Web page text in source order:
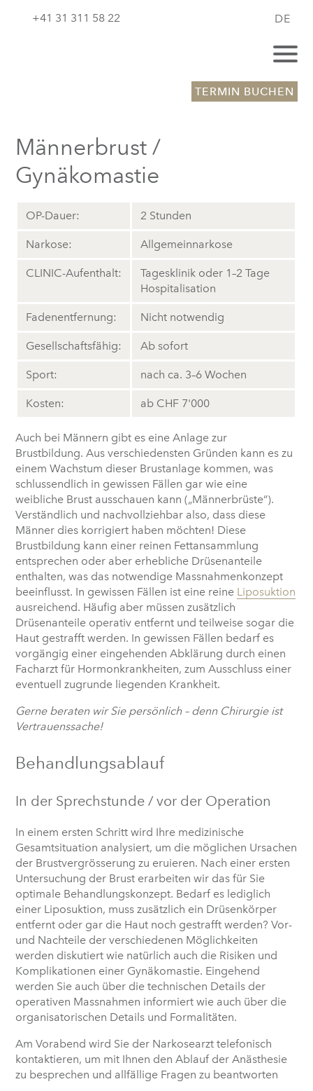
TERMIN BUCHEN
+41 31 311 58 22 DE
Männerbrust /
Gynäkomastie
OP-Dauer: 2 Stunden
Narkose: Allgemeinnarkose
CLINIC-Aufenthalt:
Tagesklinik oder 1–2 Tage
Hospitalisation
Fadenentfernung: Nicht notwendig
Gesellschaftsfähig: Ab sofort
Sport: nach ca. 3–6 Wochen
Kosten: ab CHF 7'000
Auch bei Männern gibt es eine Anlage zur
Brustbildung. Aus verschiedensten Gründen kann es zu
einem Wachstum dieser Brustanlage kommen, was
schlussendlich in gewissen Fällen gar wie eine
weibliche Brust ausschauen kann („Männerbrüste“).
Verständlich und nachvollziehbar also, dass diese
Männer dies korrigiert haben möchten! Diese
Brustbildung kann einer reinen Fettansammlung
entsprechen oder aber erhebliche Drüsenanteile
enthalten, was das notwendige Massnahmenkonzept
beeinflusst. In gewissen Fällen ist eine reine Liposuktion
ausreichend. Häufig aber müssen zusätzlich
Drüsenanteile operativ entfernt und teilweise sogar die
Haut gestrafft werden. In gewissen Fällen bedarf es
vorgängig einer eingehenden Abklärung durch einen
Facharzt für Hormonkrankheiten, zum Ausschluss einer
eventuell zugrunde liegenden Krankheit.
Gerne beraten wir Sie persönlich – denn Chirurgie ist
Vertrauenssache!
Behandlungsablauf
In der Sprechstunde / vor der Operation
In einem ersten Schritt wird Ihre medizinische
Gesamtsituation analysiert, um die möglichen Ursachen
der Brustvergrösserung zu eruieren. Nach einer ersten
Untersuchung der Brust erarbeiten wir das für Sie
optimale Behandlungskonzept. Bedarf es lediglich
einer Liposuktion, muss zusätzlich ein Drüsenkörper
entfernt oder gar die Haut noch gestrafft werden? Vor-
und Nachteile der verschiedenen Möglichkeiten
werden diskutiert wie natürlich auch die Risiken und
Komplikationen einer Gynäkomastie. Eingehend
werden Sie auch über die technischen Details der
operativen Massnahmen informiert wie auch über die
organisatorischen Details und Formalitäten.
Am Vorabend wird Sie der Narkosearzt telefonisch
kontaktieren, um mit Ihnen den Ablauf der Anästhesie
zu besprechen und allfällige Fragen zu beantworten